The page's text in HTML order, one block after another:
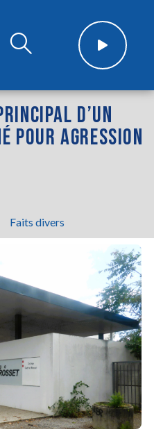
D’UN
POUR AGRESSION
Faits divers